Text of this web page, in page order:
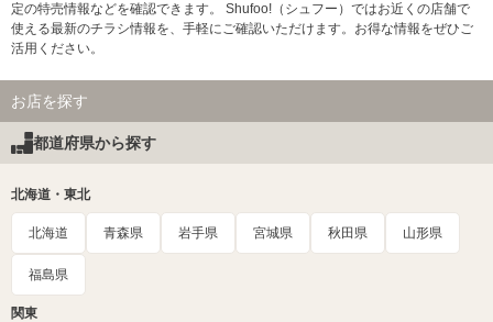
定の特売情報などを確認できます。 Shufoo!（シュフー）ではお近くの店舗で
使える最新のチラシ情報を、手軽にご確認いただけます。お得な情報をぜひご
活用ください。
お店を探す
都道府県から探す
北海道・東北
北海道 青森県 岩手県 宮城県 秋田県 山形県
福島県
関東